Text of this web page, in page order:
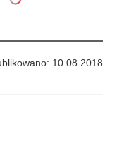
10.08.2018